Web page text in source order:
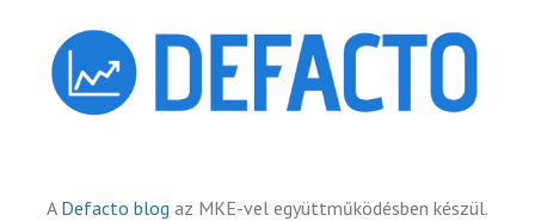
A Defacto blog az MKE-vel együttműködésben készül.